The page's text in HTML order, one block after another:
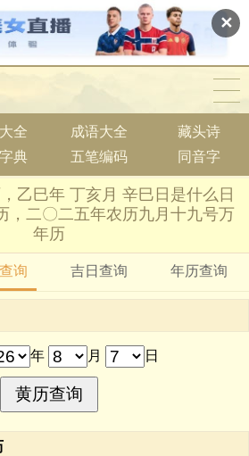
✕
全 成语大全
藏头诗
典 五笔编码 同音字
乙巳年 丁亥月 辛巳日是什么日
，二〇二五年农历九月十九号万
年历
询 吉日查询 年历查询
年 月 日